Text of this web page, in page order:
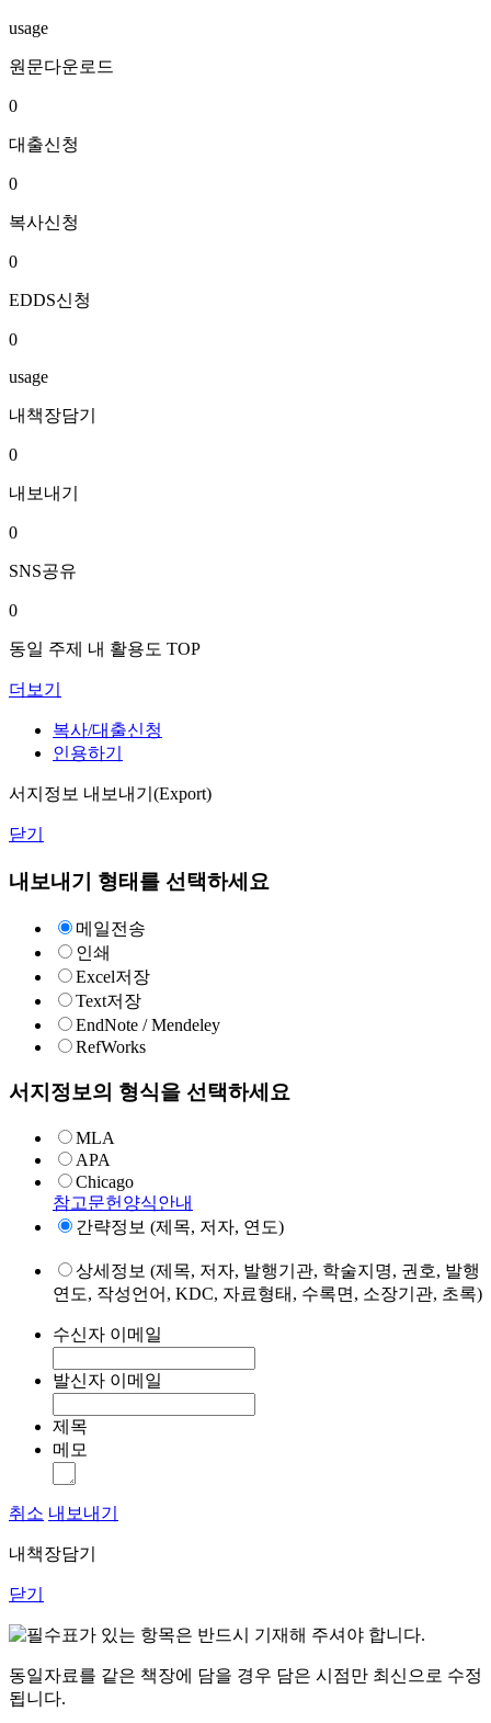
usage
원문다운로드
0
대출신청
0
복사신청
0
EDDS신청
0
usage
내책장담기
0
내보내기
0
SNS공유
0
동일 주제 내 활용도 TOP
더보기
복사/대출신청
인용하기
서지정보 내보내기(Export)
닫기
내보내기 형태를 선택하세요
메일전송
인쇄
Excel저장
Text저장
EndNote / Mendeley
RefWorks
서지정보의 형식을 선택하세요
MLA
APA
Chicago
참고문헌양식안내
간략정보 (제목, 저자, 연도)
상세정보 (제목, 저자, 발행기관, 학술지명, 권호, 발행
연도, 작성언어, KDC, 자료형태, 수록면, 소장기관, 초록)
수신자 이메일
발신자 이메일
제목
메모
취소 내보내기
내책장담기
닫기
표가 있는 항목은 반드시 기재해 주셔야 합니다.
동일자료를 같은 책장에 담을 경우 담은 시점만 최신으로 수정
됩니다.